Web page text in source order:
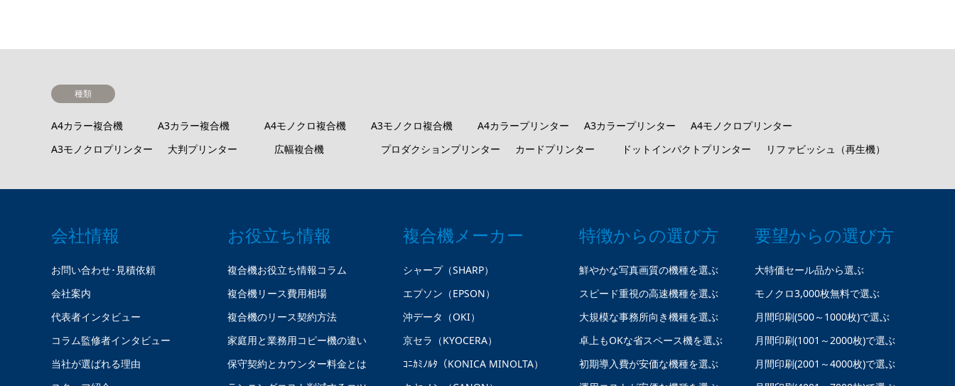
種類
A4カラー複合機 A3カラー複合機 A4モノクロ複合機 A3モノクロ複合機 A4カラープリンター A3カラープリンター
A4モノクロプリンター
A3モノクロプリンター
大判プリンター 広幅複合機 プロダクションプリンター カードプリンター ドットインパクトプリンター リファビッシュ（再生機）
会社情報
お問い合わせ･見積依頼
会社案内
代表者インタビュー
コラム監修者インタビュー
当社が選ばれる理由
お役立ち情報
複合機お役立ち情報コラム
複合機リース費用相場
複合機のリース契約方法
家庭用と業務用コピー機の違い
保守契約とカウンター料金とは
複合機メーカー
シャープ（SHARP）
エプソン（EPSON）
沖データ（OKI）
京セラ（KYOCERA）
ｺﾆｶﾐﾉﾙﾀ（KONICA MINOLTA）
特徴からの選び方
鮮やかな写真画質の機種を選ぶ
スピード重視の高速機種を選ぶ
大規模な事務所向き機種を選ぶ
卓上もOKな省スペース機を選ぶ
初期導入費が安価な機種を選ぶ
要望からの選び方
大特価セール品から選ぶ
モノクロ3,000枚無料で選ぶ
月間印刷(500～1000枚)で選ぶ
月間印刷(1001～2000枚)で選ぶ
月間印刷(2001～4000枚)で選ぶ